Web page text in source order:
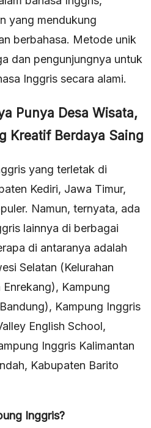
yang mendukung
berbahasa. Metode unik
dan pengunjungnya untuk
Inggris secara alami.
Punya Desa Wisata,
Kreatif Berdaya Saing
yang terletak di
Kediri, Jawa Timur,
Namun, ternyata, ada
lainnya di berbagai
di antaranya adalah
Selatan (Kelurahan
Kampung
Kampung Inggris
English School,
Inggris Kalimantan
Kabupaten Barito
Inggris?